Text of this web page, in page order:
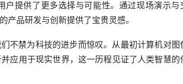
提供了更多选择与可能性。通过现场演示与
产品研发与创新提供了宝贵灵感。
不禁为科技的进步而惊叹。从最初计算机对图
应用于现实世界，这一历程见证了人类智慧的